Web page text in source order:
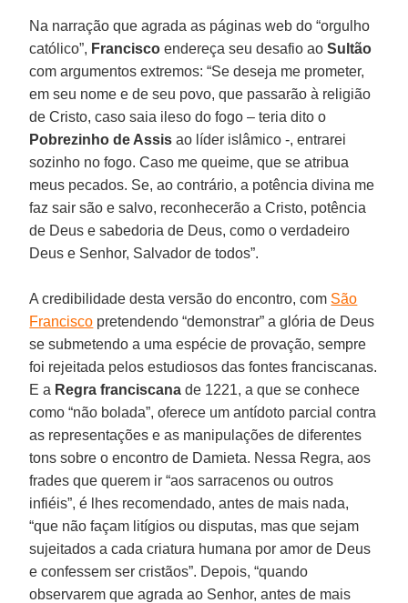
Na narração que agrada as páginas web do “orgulho
católico”, Francisco endereça seu desafio aoSultão
com argumentos extremos: “Se deseja me prometer,
em seu nome e de seu povo, que passarão à religião
de Cristo, caso saia ileso do fogo – teria dito o
Pobrezinho de Assis ao líder islâmico -, entrarei
sozinho no fogo. Caso me queime, que se atribua
meus pecados. Se, ao contrário, a potência divina me
faz sair são e salvo, reconhecerão a Cristo, potência
de Deus e sabedoria de Deus, como o verdadeiro
Deus e Senhor, Salvador de todos”.
A credibilidade desta versão do encontro, com São
Francisco pretendendo “demonstrar” a glória de Deus
se submetendo a uma espécie de provação, sempre
foi rejeitada pelos estudiosos das fontes franciscanas.
E a Regra franciscana de 1221, a que se conhece
como “não bolada”, oferece um antídoto parcial contra
as representações e as manipulações de diferentes
tons sobre o encontro de Damieta. Nessa Regra, aos
frades que querem ir “aos sarracenos ou outros
infiéis”, é lhes recomendado, antes de mais nada,
“que não façam litígios ou disputas, mas que sejam
sujeitados a cada criatura humana por amor de Deus
e confessem ser cristãos”. Depois, “quando
observarem que agrada ao Senhor, antes de mais